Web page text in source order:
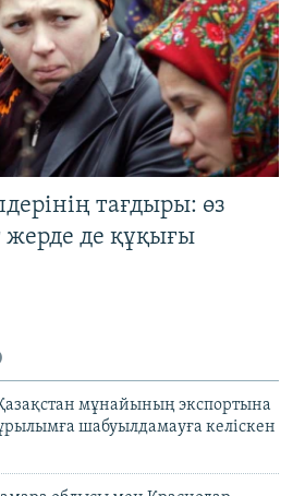
тағдыры: өз
жерде де құқығы
мұнайының экспортына
шабуылдамауға келіскен